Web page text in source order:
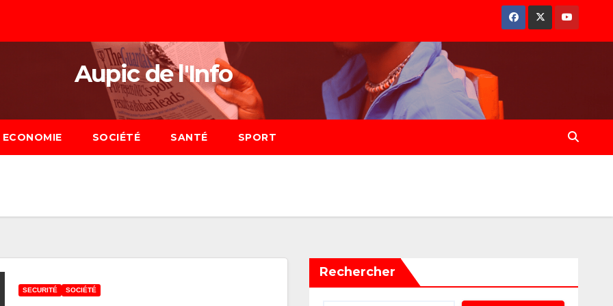
Aupic de l'Info
ECONOMIE SOCIÉTÉ SANTÉ SPORT
SECURITÉ SOCIÉTÉ
Rechercher